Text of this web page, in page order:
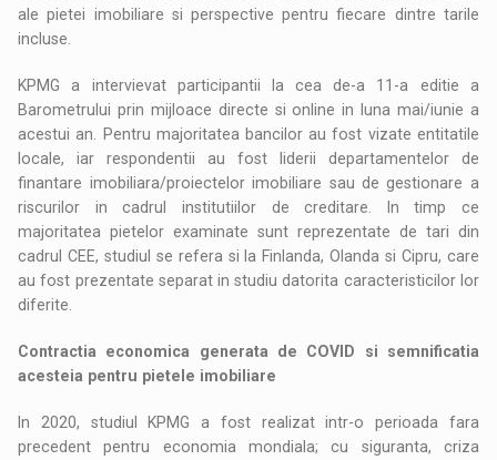
ale pietei imobiliare si perspective pentru fiecare dintre tarile
incluse.
KPMG a intervievat participantii la cea de-a 11-a editie a
Barometrului prin mijloace directe si online in luna mai/iunie a
acestui an. Pentru majoritatea bancilor au fost vizate entitatile
locale, iar respondentii au fost liderii departamentelor de
finantare imobiliara/proiectelor imobiliare sau de gestionare a
riscurilor in cadrul institutiilor de creditare. In timp ce
majoritatea pietelor examinate sunt reprezentate de tari din
cadrul CEE, studiul se refera si la Finlanda, Olanda si Cipru, care
au fost prezentate separat in studiu datorita caracteristicilor lor
diferite.
Contractia economica generata de COVID si semnificatia
acesteia pentru pietele imobiliare
In 2020, studiul KPMG a fost realizat intr-o perioada fara
precedent pentru economia mondiala; cu siguranta, criza